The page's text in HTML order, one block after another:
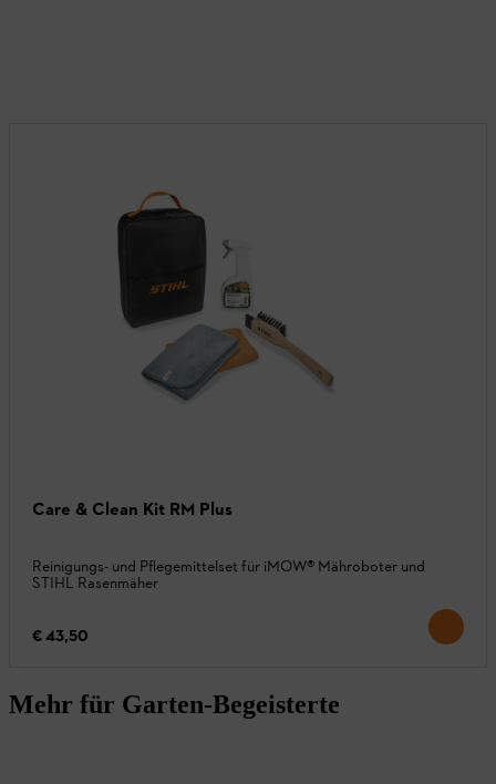
Care & Clean Kit RM Plus
Reinigungs- und Pflegemittelset für iMOW® Mähroboter und
STIHL Rasenmäher
€ 43,50
Mehr für Garten-Begeisterte